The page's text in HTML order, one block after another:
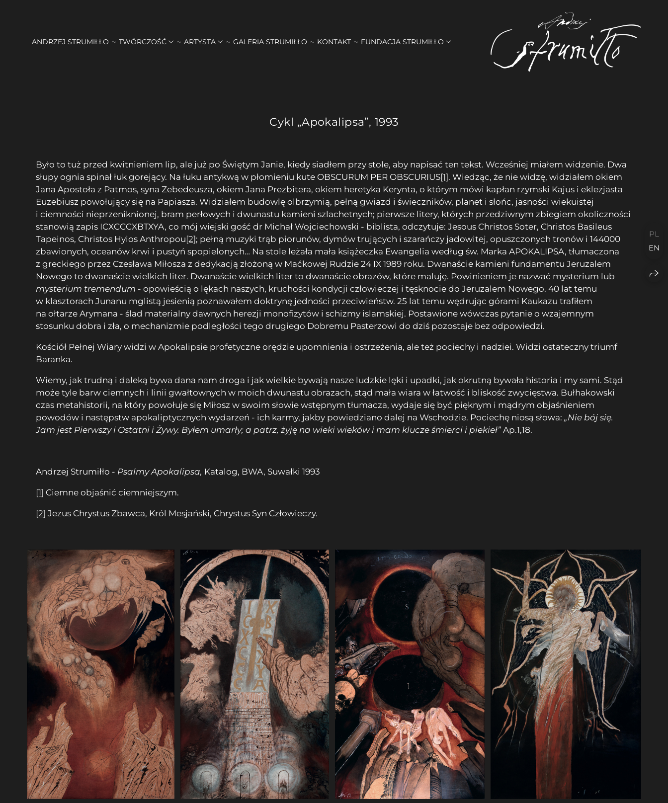
ANDRZEJ STRUMIŁŁO TWÓRCZOŚĆ ARTYSTA GALERIA STRUMIŁŁO KONTAKT FUNDACJA STRUMIŁŁO
Cykl „Apokalipsa”, 1993
Było to tuż przed kwitnieniem lip, ale już po Świętym Janie, kiedy siadłem przy stole, aby napisać ten tekst. Wcześniej miałem widzenie. Dwa
słupy ognia spinał łuk gorejący. Na łuku antykwą w płomieniu kute OBSCURUM PER OBSCURIUS[1]. Wiedząc, że nie widzę, widziałem okiem
Jana Apostoła z Patmos, syna Zebedeusza, okiem Jana Prezbitera, okiem heretyka Kerynta, o którym mówi kapłan rzymski Kajus i eklezjasta
Euzebiusz powołujący się na Papiasza. Widziałem budowlę olbrzymią, pełną gwiazd i świeczników, planet i słońc, jasności wiekuistej
i ciemności nieprzeniknionej, bram perłowych i dwunastu kamieni szlachetnych; pierwsze litery, których przedziwnym zbiegiem okoliczności
stanowią zapis ICXCCCXBTXYA, co mój wiejski gość dr Michał Wojciechowski - biblista, odczytuje: Jesous Christos Soter, Christos Basileus
Tapeinos, Christos Hyios Anthropou[2]; pełną muzyki trąb piorunów, dymów trujących i szarańczy jadowitej, opuszczonych tronów i 144000
zbawionych, oceanów krwi i pustyń spopielonych… Na stole leżała mała książeczka Ewangelia według św. Marka APOKALIPSA, tłumaczona
z greckiego przez Czesława Miłosza z dedykacją złożoną w Maćkowej Rudzie 24 IX 1989 roku. Dwanaście kamieni fundamentu Jeruzalem
Nowego to dwanaście wielkich liter. Dwanaście wielkich liter to dwanaście obrazów, które maluję. Powinieniem je nazwać mysterium lub
mysterium tremendum - opowieścią o lękach naszych, kruchości kondycji człowieczej i tęsknocie do Jeruzalem Nowego. 40 lat temu
w klasztorach Junanu mglistą jesienią poznawałem doktrynę jedności przeciwieństw. 25 lat temu wędrując górami Kaukazu trafiłem
na ołtarze Arymana - ślad materialny dawnych herezji monofizytów i schizmy islamskiej. Postawione wówczas pytanie o wzajemnym
stosunku dobra i zła, o mechanizmie podległości tego drugiego Dobremu Pasterzowi do dziś pozostaje bez odpowiedzi.
Kościół Pełnej Wiary widzi w Apokalipsie profetyczne orędzie upomnienia i ostrzeżenia, ale też pociechy i nadziei. Widzi ostateczny triumf
Baranka.
Wiemy, jak trudną i daleką bywa dana nam droga i jak wielkie bywają nasze ludzkie lęki i upadki, jak okrutną bywała historia i my sami. Stąd
może tyle barw ciemnych i linii gwałtownych w moich dwunastu obrazach, stąd mała wiara w łatwość i bliskość zwycięstwa. Bułhakowski
czas metahistorii, na który powołuje się Miłosz w swoim słowie wstępnym tłumacza, wydaje się być pięknym i mądrym objaśnieniem
powodów i następstw apokaliptycznych wydarzeń - ich karmy, jakby powiedziano dalej na Wschodzie. Pociechę niosą słowa: „Nie bój się.
Jam jest Pierwszy i Ostatni i Żywy. Byłem umarły; a patrz, żyję na wieki wieków i mam klucze śmierci i piekieł” Ap.1,18.
Andrzej Strumiłło - Psalmy Apokalipsa, Katalog, BWA, Suwałki 1993
[1] Ciemne objaśnić ciemniejszym.
[2] Jezus Chrystus Zbawca, Król Mesjański, Chrystus Syn Człowieczy.
PL
EN